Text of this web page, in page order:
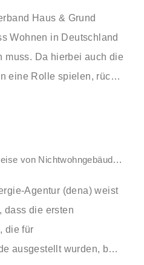
Haus & Grund
Wohnen in Deutschland
muss. Da hierbei auch die
eine Rolle spielen, rückt
aktuellen Studie die
Fokus.
Erste Energieausweise von Nichtwohngebäuden werden ungültig
Agentur (dena) weist
dass die ersten
die für
ausgestellt wurden, bald